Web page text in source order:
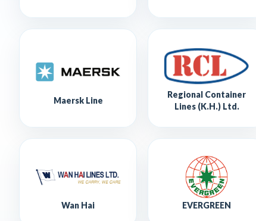
Maersk Line
Regional Container
Lines (K.H.) Ltd.
Wan Hai EVERGREEN